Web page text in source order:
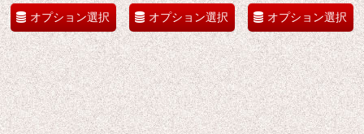
オプション選択 オプション選択 オプション選択